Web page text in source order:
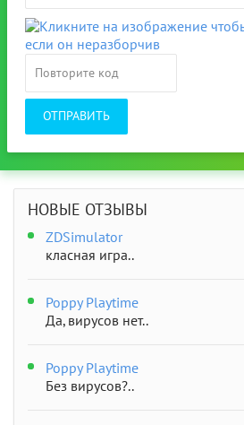
ОТПРАВИТЬ
НОВЫЕ ОТЗЫВЫ
ZDSimulator
класная игра..
Poppy Playtime
Да, вирусов нет..
Poppy Playtime
Без вирусов?..